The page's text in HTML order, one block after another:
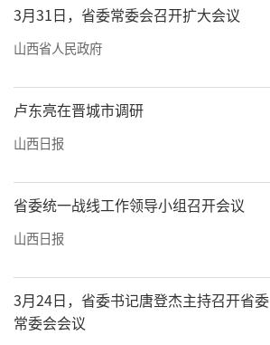
3月31日，省委常委会召开扩大会议
山西省人民政府
卢东亮在晋城市调研
山西日报
省委统一战线工作领导小组召开会议
山西日报
3月24日，省委书记唐登杰主持召开省委
常委会会议